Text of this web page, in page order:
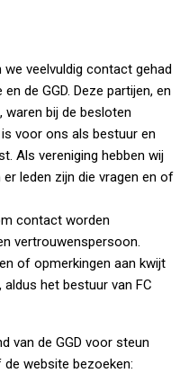
we veelvuldig contact gehad
de GGD. Deze partijen, en
waren bij de besloten
voor ons als bestuur en
Als vereniging hebben wij
leden zijn die vragen en of
contact worden
vertrouwenspersoon.
of opmerkingen aan kwijt
aldus het bestuur van FC
van de GGD voor steun
website bezoeken: